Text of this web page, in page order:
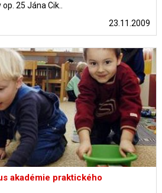
25 Jána Cik..
23.11.2009
akadémie praktického